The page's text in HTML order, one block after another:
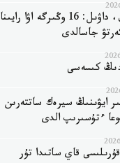
نوسەر، بۇرشاق، داۋىل: 16 وڭىرگە اۋا رايىنا
جاسالدى
كىسەسى
ايۋىنىڭ سيرەك ساتتەرىن
ءتۇسىرىپ الدى
قاي ساتىدا تۇر